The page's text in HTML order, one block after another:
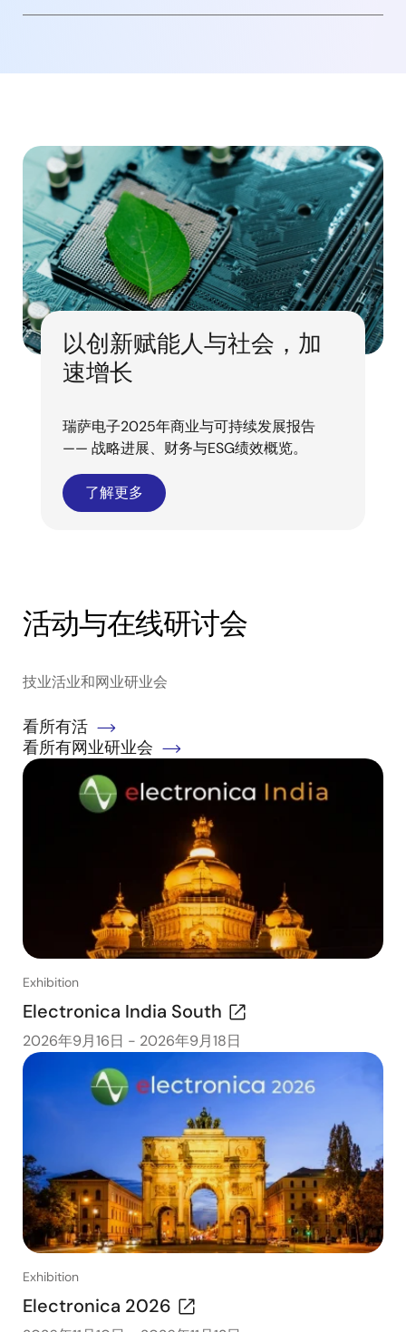
以创新赋能人与社会，加
速增长
瑞萨电子2025年商业与可持续发展报告
—— 战略进展、财务与ESG绩效概览。
了解更多
活动与在线研讨会
技业活业和网业研业会
看所有活
看所有网业研业会
Exhibition
Electronica India South
2026年9月16日 - 2026年9月18日
Exhibition
Electronica 2026